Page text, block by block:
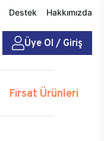
Destek Hakkımızda
Üye Ol / Giriş
Fırsat Ürünleri